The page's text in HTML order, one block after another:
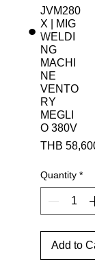
JVM280
X | MIG
WELDI
NG
MACHI
NE
VENTO
RY
MEGLI
O 380V
THB
Quantity *
Add to